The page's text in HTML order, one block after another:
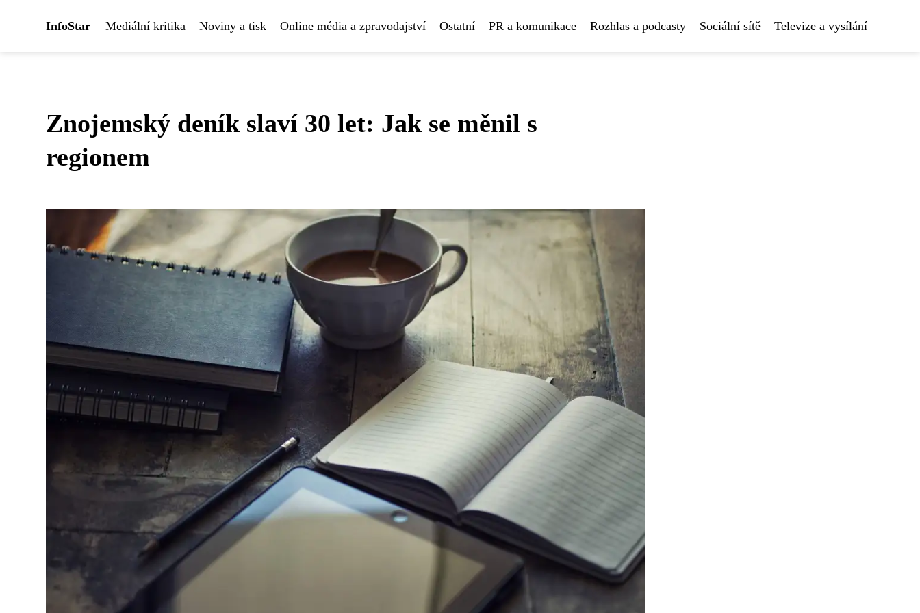
InfoStar Mediální kritika Noviny a tisk Online média a zpravodajství Ostatní PR a komunikace Rozhlas a podcasty Sociální sítě Televize a vysílání
Znojemský deník slaví 30 let: Jak se měnil s
regionem